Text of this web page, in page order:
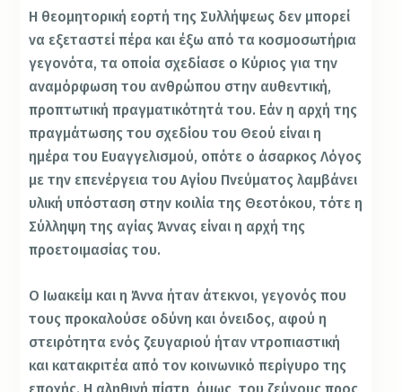
Η θεομητορική εορτή της Συλλήψεως δεν μπορεί
να εξεταστεί πέρα και έξω από τα κοσμοσωτήρια
γεγονότα, τα οποία σχεδίασε ο Κύριος για την
αναμόρφωση του ανθρώπου στην αυθεντική,
προπτωτική πραγματικότητά του. Εάν η αρχή της
πραγμάτωσης του σχεδίου του Θεού είναι η
ημέρα του Ευαγγελισμού, οπότε ο άσαρκος Λόγος
με την επενέργεια του Αγίου Πνεύματος λαμβάνει
υλική υπόσταση στην κοιλία της Θεοτόκου, τότε η
Σύλληψη της αγίας Άννας είναι η αρχή της
προετοιμασίας του.
Ο Ιωακείμ και η Άννα ήταν άτεκνοι, γεγονός που
τους προκαλούσε οδύνη και όνειδος, αφού η
στειρότητα ενός ζευγαριού ήταν ντροπιαστική
και κατακριτέα από τον κοινωνικό περίγυρο της